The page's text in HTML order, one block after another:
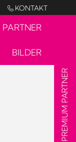
 KONTAKT
PARTNER
BILDER
PREMIUM PARTNER